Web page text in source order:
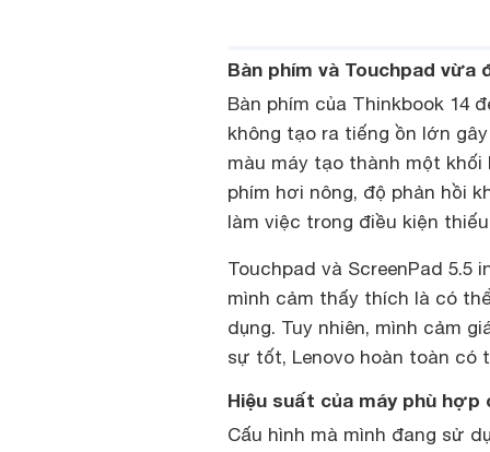
Bàn phím và Touchpad vừa
Bàn phím của Thinkbook 14
không tạo ra tiếng ồn lớn
màu máy tạo thành một
phím hơi nông, độ phản hồi
làm việc trong điều kiện
Touchpad và ScreenPad 5.5
mình cảm thấy thích là có
dụng. Tuy nhiên, mình cảm
sự tốt, Lenovo hoàn toàn có
Hiệu suất của máy phù hợp
Cấu hình mà mình đang sử